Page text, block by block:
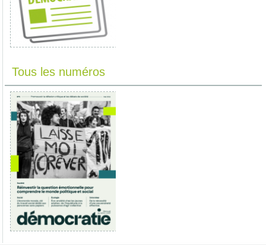
Tous les numéros